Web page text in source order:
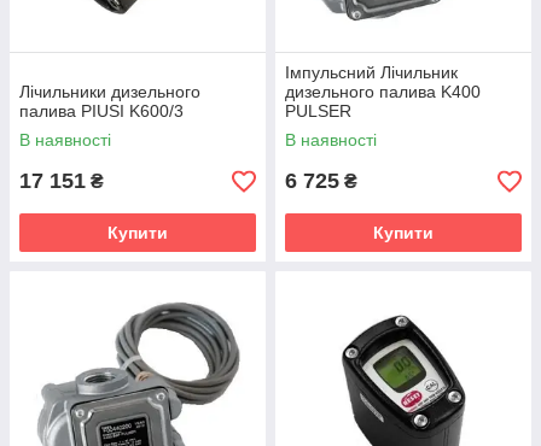
Лічильники дизельного
палива PIUSI K600/3
В наявності
17 151 ₴
Купити
Імпульсний Лічильник
дизельного палива K400
PULSER
В наявності
6 725 ₴
Купити